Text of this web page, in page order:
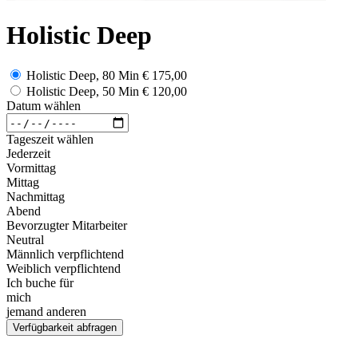
Holistic Deep
Holistic Deep, 80 Min € 175,00
Holistic Deep, 50 Min € 120,00
Datum wählen
Tageszeit wählen
Jederzeit
Vormittag
Mittag
Nachmittag
Abend
Bevorzugter Mitarbeiter
Neutral
Männlich verpflichtend
Weiblich verpflichtend
Ich buche für
mich
jemand anderen
Verfügbarkeit abfragen